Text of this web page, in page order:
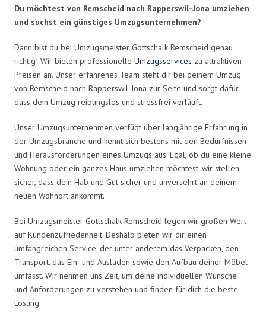
Du möchtest von Remscheid nach Rapperswil-Jona umziehen
und suchst ein günstiges Umzugsunternehmen?
Dann bist du bei Umzugsmeister Gottschalk Remscheid genau
richtig! Wir bieten professionelle Umzugsservices zu attraktiven
Preisen an. Unser erfahrenes Team steht dir bei deinem Umzug
von Remscheid nach Rapperswil-Jona zur Seite und sorgt dafür,
dass dein Umzug reibungslos und stressfrei verläuft.
Unser Umzugsunternehmen verfügt über langjährige Erfahrung in
der Umzugsbranche und kennt sich bestens mit den Bedürfnissen
und Herausforderungen eines Umzugs aus. Egal, ob du eine kleine
Wohnung oder ein ganzes Haus umziehen möchtest, wir stellen
sicher, dass dein Hab und Gut sicher und unversehrt an deinem
neuen Wohnort ankommt.
Bei Umzugsmeister Gottschalk Remscheid legen wir großen Wert
auf Kundenzufriedenheit. Deshalb bieten wir dir einen
umfangreichen Service, der unter anderem das Verpacken, den
Transport, das Ein- und Ausladen sowie den Aufbau deiner Möbel
umfasst. Wir nehmen uns Zeit, um deine individuellen Wünsche
und Anforderungen zu verstehen und finden für dich die beste
Lösung.